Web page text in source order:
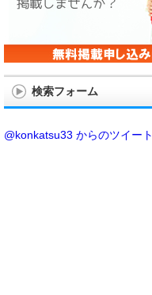
検索フォーム
@konkatsu33 からのツイート